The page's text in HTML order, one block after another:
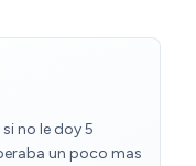
no le doy 5
un poco mas